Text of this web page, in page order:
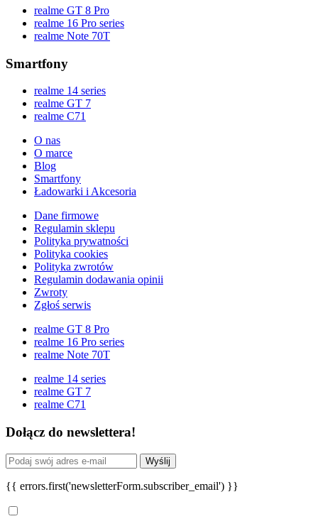
realme GT 8 Pro
realme 16 Pro series
realme Note 70T
Smartfony
realme 14 series
realme GT 7
realme C71
O nas
O marce
Blog
Smartfony
Ładowarki i Akcesoria
Dane firmowe
Regulamin sklepu
Polityka prywatności
Polityka cookies
Polityka zwrotów
Regulamin dodawania opinii
Zwroty
Zgłoś serwis
realme GT 8 Pro
realme 16 Pro series
realme Note 70T
realme 14 series
realme GT 7
realme C71
Dołącz do newslettera!
Wyślij
{{ errors.first('newsletterForm.subscriber_email') }}